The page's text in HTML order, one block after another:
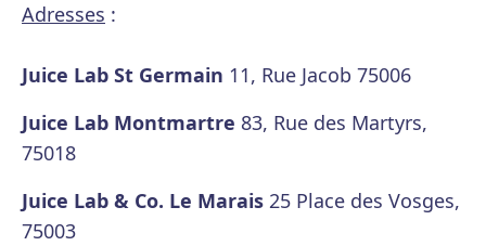
Adresses :
Juice Lab St Germain 11, Rue Jacob 75006
Juice Lab Montmartre 83, Rue des Martyrs,
75018
Juice Lab & Co. Le Marais 25 Place des Vosges,
75003